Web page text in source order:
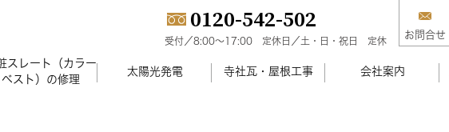
0120-542-502
受付／8:00～17:00 定休日／土・日・祝日 定休
お問合せ
スレート（カラー
ベスト）の修理
太陽光発電 寺社瓦・屋根工事 会社案内